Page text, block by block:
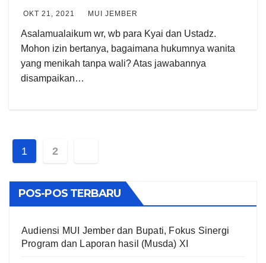
OKT 21, 2021 MUI JEMBER
Asalamualaikum wr, wb para Kyai dan Ustadz.
Mohon izin bertanya, bagaimana hukumnya wanita
yang menikah tanpa wali? Atas jawabannya
disampaikan…
Paginasi
pos
1 2
POS-POS TERBARU
Audiensi MUI Jember dan Bupati, Fokus Sinergi
Program dan Laporan hasil (Musda) XI